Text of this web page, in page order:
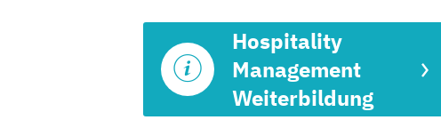
Hospitality
Management
Weiterbildung